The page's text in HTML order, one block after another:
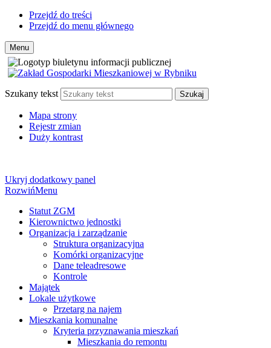
Przejdź do treści
Przejdź do menu głównego
Menu
Szukany tekst Szukaj
Mapa strony
Rejestr zmian
Duży kontrast
Ukryj dodatkowy panel
RozwińMenu
Statut ZGM
Kierownictwo jednostki
Organizacja i zarządzanie
Struktura organizacyjna
Komórki organizacyjne
Dane teleadresowe
Kontrole
Majątek
Lokale użytkowe
Przetarg na najem
Mieszkania komunalne
Kryteria przyznawania mieszkań
Mieszkania do remontu